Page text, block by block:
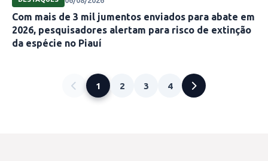
Com mais de 3 mil jumentos enviados para abate em
2026, pesquisadores alertam para risco de extinção
da espécie no Piauí
1 2 3 4